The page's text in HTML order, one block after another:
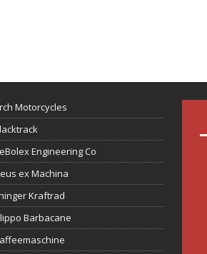
Motorcycles
Engineering Co
ex Machina
Kraftrad
Barbacane